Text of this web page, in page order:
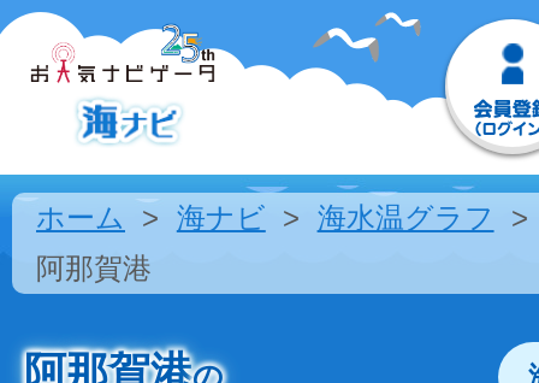
ホーム 海ナビ
海水温グラフ
阿那賀港
阿那賀港の